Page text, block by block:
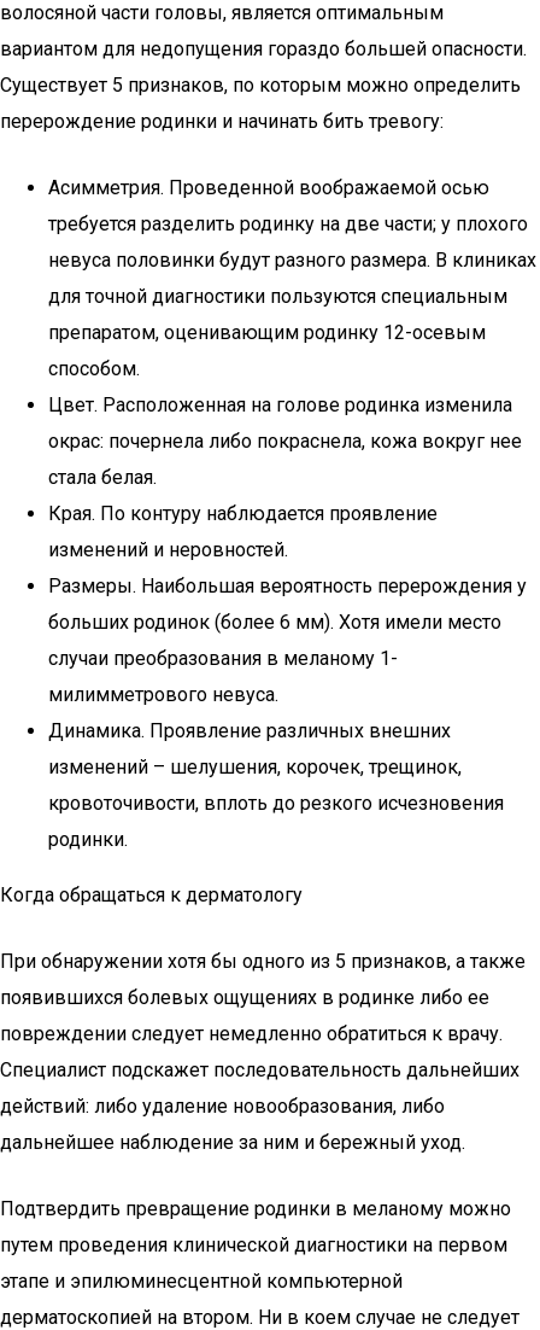
волосяной части головы, является оптимальным
вариантом для недопущения гораздо большей опасности.
Существует 5 признаков, по которым можно определить
перерождение родинки и начинать бить тревогу:
Асимметрия. Проведенной воображаемой осью
требуется разделить родинку на две части; у плохого
невуса половинки будут разного размера. В клиниках
для точной диагностики пользуются специальным
препаратом, оценивающим родинку 12-осевым
способом.
Цвет. Расположенная на голове родинка изменила
окрас: почернела либо покраснела, кожа вокруг нее
стала белая.
Края. По контуру наблюдается проявление
изменений и неровностей.
Размеры. Наибольшая вероятность перерождения у
больших родинок (более 6 мм). Хотя имели место
случаи преобразования в меланому 1-
милимметрового невуса.
Динамика. Проявление различных внешних
изменений – шелушения, корочек, трещинок,
кровоточивости, вплоть до резкого исчезновения
родинки.
Когда обращаться к дерматологу
При обнаружении хотя бы одного из 5 признаков, а также
появившихся болевых ощущениях в родинке либо ее
повреждении следует немедленно обратиться к врачу.
Специалист подскажет последовательность дальнейших
действий: либо удаление новообразования, либо
дальнейшее наблюдение за ним и бережный уход.
Подтвердить превращение родинки в меланому можно
путем проведения клинической диагностики на первом
этапе и эпилюминесцентной компьютерной
дерматоскопией на втором. Ни в коем случае не следует